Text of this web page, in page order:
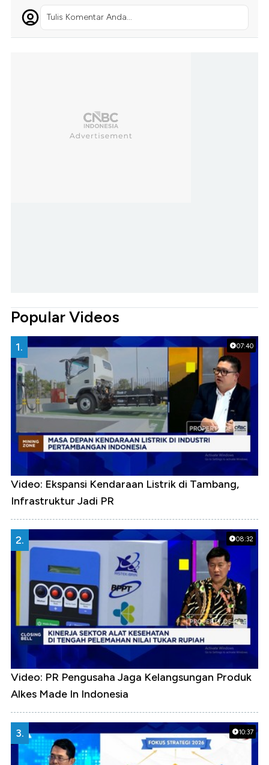
Tulis Komentar Anda...
Popular Videos
07:40
1.
Video: Ekspansi Kendaraan Listrik di Tambang,
Infrastruktur Jadi PR
08:32
2.
Video: PR Pengusaha Jaga Kelangsungan Produk
Alkes Made In Indonesia
10:37
3.